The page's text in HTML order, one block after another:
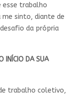
esse trabalho
me sinto, diante de
da própria
INÍCIO DA SUA
trabalho coletivo,